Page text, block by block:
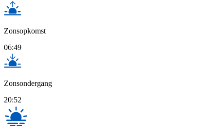
Zonsopkomst
06:49
Zonsondergang
20:52